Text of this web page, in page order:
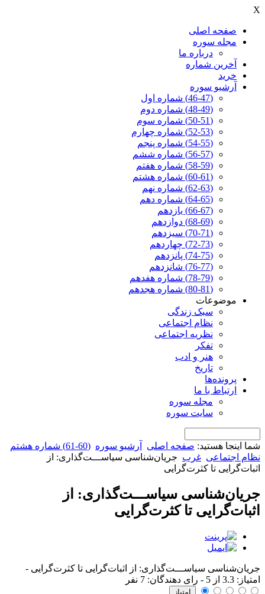
X
صفحه اصلی
مجله سوره
درباره ما
آخرين شماره
خرید
آرشیو سوره
(46-47) شماره اول
(48-49) شماره دوم
(50-51) شماره سوم
(52-53) شماره چهارم
(54-55) شماره پنجم
(56-57) شماره ششم
(58-59) شماره هفتم
(60-61) شماره هشتم
(62-63) شماره نهم
(64-65) شماره دهم
(66-67) یازدهم
(68-69) دوازدهم
(70-71) سیزدهم
(72-73) چهاردهم
(74-75) پانزدهم
(76-77) شانزدهم
(78-79) شماره هفدهم
(80-81) شماره هجدهم
موضوعات
سبک زندگی
نظام اجتماعی
نظریه اجتماعی
تفکر
هنر و ادب
تاریخ
پرونده‌ها
ارتباط با ما
مجله سوره
سایت سوره
شما اینجا هستید: صفحه اصلی آرشیو سوره (60-61) شماره هشتم
نظام اجتماعی غرب جریان‌شناسی سیاســـت‌گذاری: از
اثبات‌گرایی تا کثرت‌گرایی
جریان‌شناسی سیاســـت‌گذاری: از
اثبات‌گرایی تا کثرت‌گرایی
جریان‌شناسی سیاســـت‌گذاری: از اثبات‌گرایی تا کثرت‌گرایی -
امتياز: 3.3 از 5 - رای دهندگان: 7 نفر